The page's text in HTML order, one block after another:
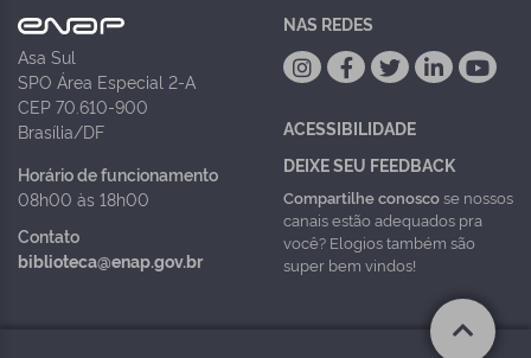
Asa Sul
SPO Área Especial 2-A
CEP 70.610-900
Brasília/DF
Horário de funcionamento
08h00 às 18h00
Contato
biblioteca@enap.gov.br
NAS REDES
ACESSIBILIDADE
DEIXE SEU FEEDBACK
Compartilhe conoscose nossos
canais estão adequados pra
você? Elogios também são
super bem vindos!